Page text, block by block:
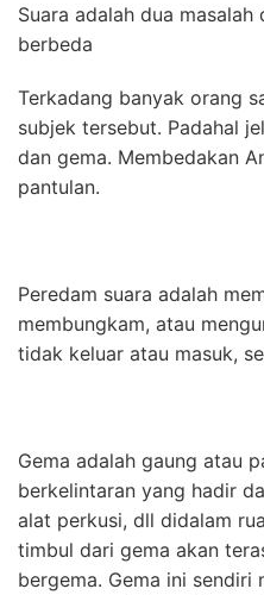
Suara adalah dua masalah
berbeda
Terkadang banyak orang
subjek tersebut. Padahal
dan gema. Membedakan
pantulan.
Peredam suara adalah
membungkam, atau
tidak keluar atau masuk,
Gema adalah gaung atau
berkelintaran yang hadir
alat perkusi, dll didalam
timbul dari gema akan
bergema. Gema ini sendiri